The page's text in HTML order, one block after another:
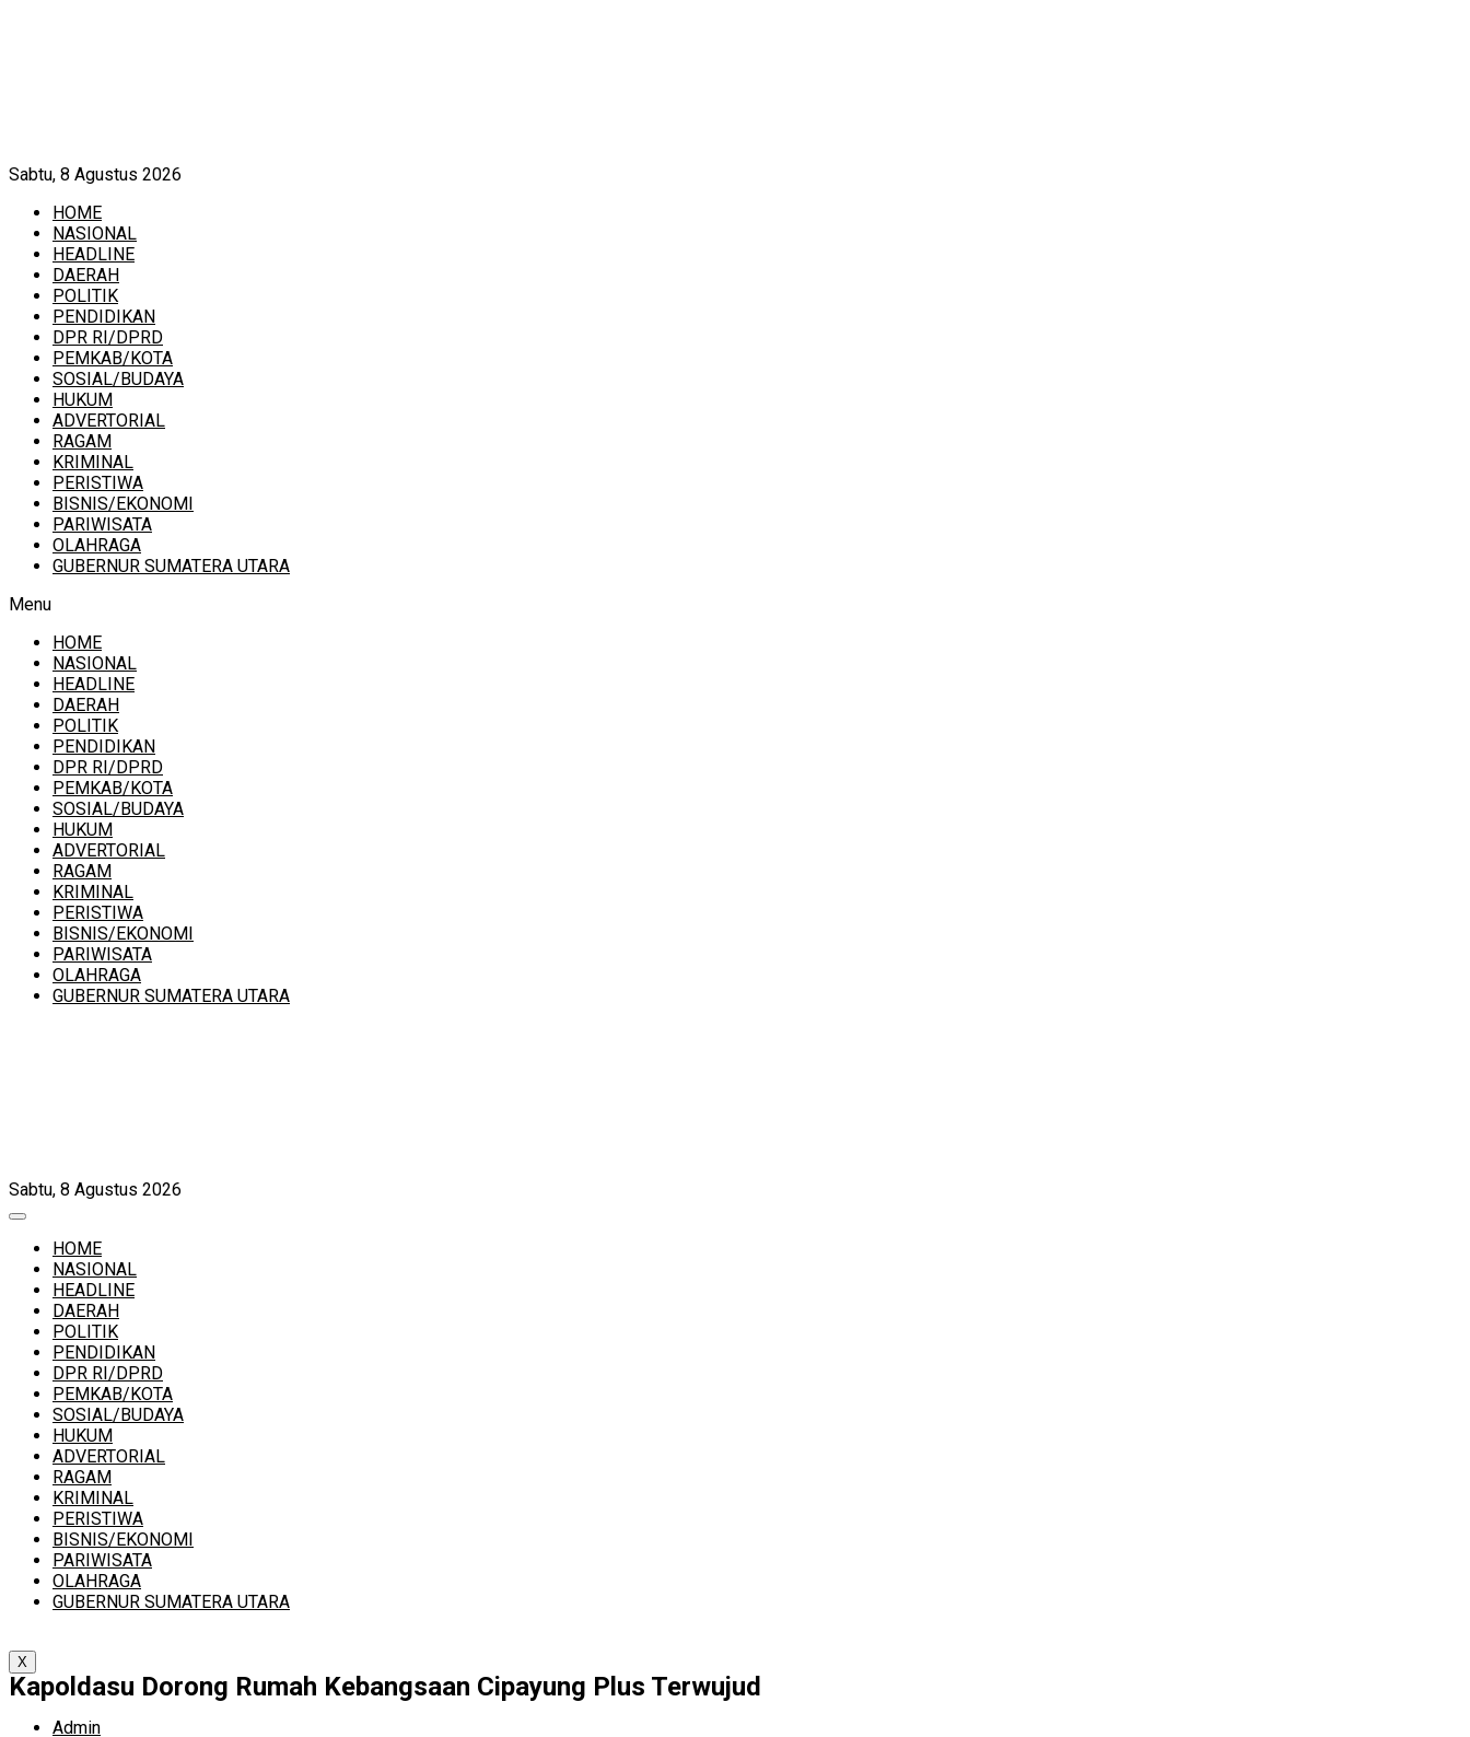
Sabtu, 8 Agustus 2026
HOME
NASIONAL
HEADLINE
DAERAH
POLITIK
PENDIDIKAN
DPR RI/DPRD
PEMKAB/KOTA
SOSIAL/BUDAYA
HUKUM
ADVERTORIAL
RAGAM
KRIMINAL
PERISTIWA
BISNIS/EKONOMI
PARIWISATA
OLAHRAGA
GUBERNUR SUMATERA UTARA
Menu
HOME
NASIONAL
HEADLINE
DAERAH
POLITIK
PENDIDIKAN
DPR RI/DPRD
PEMKAB/KOTA
SOSIAL/BUDAYA
HUKUM
ADVERTORIAL
RAGAM
KRIMINAL
PERISTIWA
BISNIS/EKONOMI
PARIWISATA
OLAHRAGA
GUBERNUR SUMATERA UTARA
Sabtu, 8 Agustus 2026
HOME
NASIONAL
HEADLINE
DAERAH
POLITIK
PENDIDIKAN
DPR RI/DPRD
PEMKAB/KOTA
SOSIAL/BUDAYA
HUKUM
ADVERTORIAL
RAGAM
KRIMINAL
PERISTIWA
BISNIS/EKONOMI
PARIWISATA
OLAHRAGA
GUBERNUR SUMATERA UTARA
X
Kapoldasu Dorong Rumah Kebangsaan Cipayung Plus Terwujud
Admin